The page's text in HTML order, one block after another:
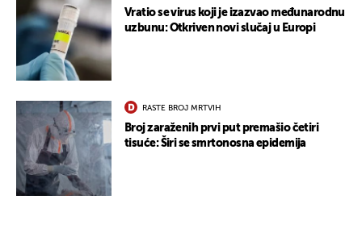
Vratio se virus koji je izazvao međunarodnu
uzbunu: Otkriven novi slučaj u Europi
RASTE BROJ MRTVIH
Broj zaraženih prvi put premašio četiri
tisuće: Širi se smrtonosna epidemija